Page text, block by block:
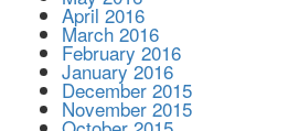
April 2016
March 2016
February 2016
January 2016
December 2015
November 2015